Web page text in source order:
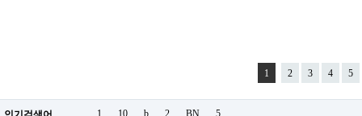
1 2 3 4 5
1 10 b 2 BN 5